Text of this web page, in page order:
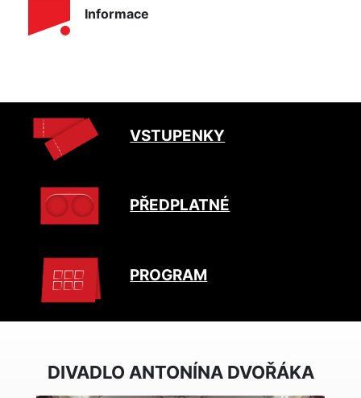
Informace
VSTUPENKY
PŘEDPLATNÉ
PROGRAM
DIVADLO ANTONÍNA DVOŘÁKA